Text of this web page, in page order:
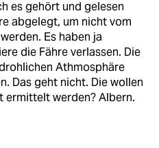
es gehört und gelesen
abgelegt, um nicht vom
Es haben ja
die Fähre verlassen. Die
Athmosphäre
Das geht nicht. Die wollen
ermittelt werden? Albern.